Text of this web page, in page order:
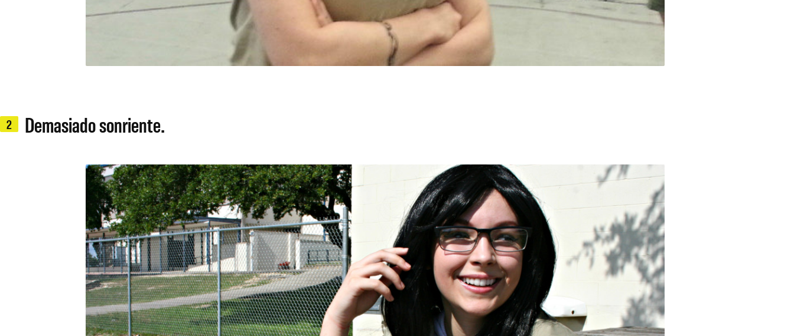
2 Demasiado sonriente.